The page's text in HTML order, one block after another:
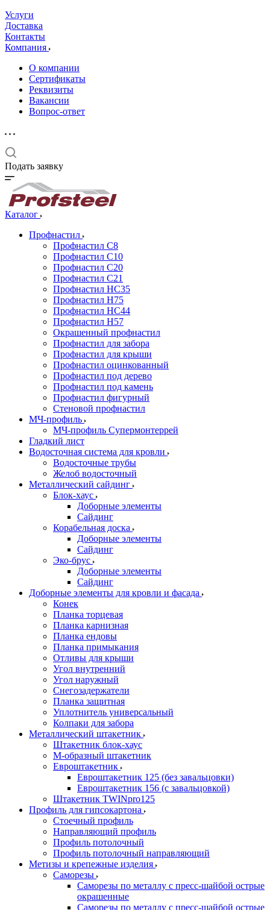
Услуги
Доставка
Контакты
Компания
О компании
Сертификаты
Реквизиты
Вакансии
Вопрос-ответ
Подать заявку
Каталог
Профнастил
Профнастил С8
Профнастил С10
Профнастил С20
Профнастил С21
Профнастил НС35
Профнастил Н75
Профнастил HC44
Профнастил Н57
Окрашенный профнастил
Профнастил для забора
Профнастил для крыши
Профнастил оцинкованный
Профнастил под дерево
Профнастил под камень
Профнастил фигурный
Стеновой профнастил
МЧ-профиль
МЧ-профиль Супермонтеррей
Гладкий лист
Водосточная система для кровли
Водосточные трубы
Желоб водосточный
Металлический сайдинг
Блок-хаус
Доборные элементы
Сайдинг
Корабельная доска
Доборные элементы
Сайдинг
Эко-брус
Доборные элементы
Сайдинг
Доборные элементы для кровли и фасада
Конек
Планка торцевая
Планка карнизная
Планка ендовы
Планка примыкания
Отливы для крыши
Угол внутренний
Угол наружный
Снегозадержатели
Планка защитная
Уплотнитель универсальный
Колпаки для забора
Металлический штакетник
Штакетник блок-хаус
М-образный штакетник
Евроштакетник
Евроштакетник 125 (без завальцовки)
Евроштакетник 156 (с завальцовкой)
Штакетник TWINpro125
Профиль для гипсокартона
Стоечный профиль
Направляющий профиль
Профиль потолочный
Профиль потолочный направляющий
Метизы и крепежные изделия
Саморезы
Саморезы по металлу с пресс-шайбой острые
окрашенные
Саморезы по металлу с пресс-шайбой острые